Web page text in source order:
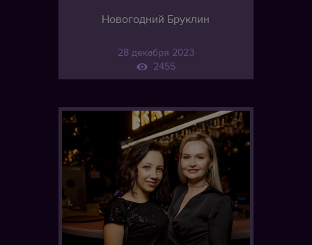
Новогодний Бруклин
28 декабря 2023
2455